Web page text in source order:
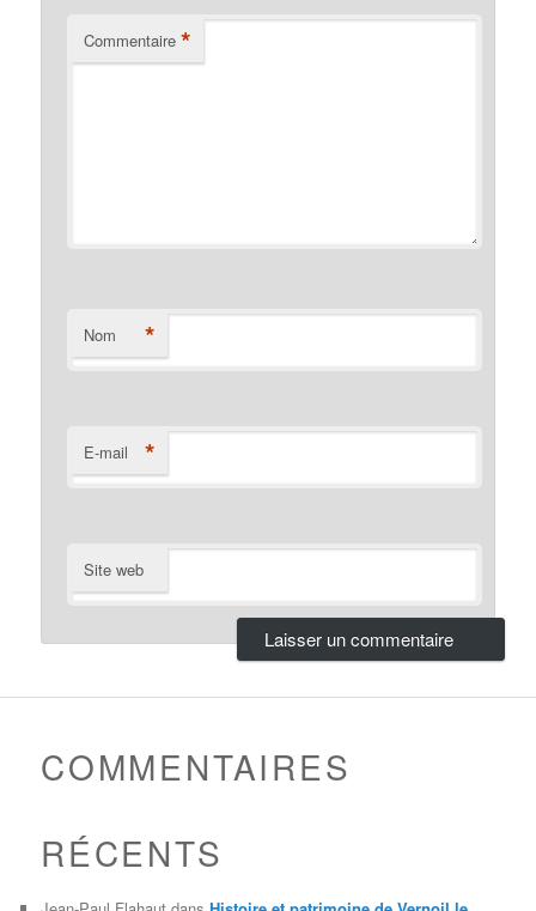
Commentaire *
Nom *
E-mail *
Site web
COMMENTAIRES
RÉCENTS